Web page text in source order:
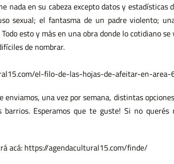
nada en su cabeza excepto datos y estadísticas
sexual; el fantasma de un padre violento;
esto y más en una obra donde lo cotidiano
de nombrar.
el-filo-de-las-hojas-de-afeitar-en-
enviamos, una vez por semana, distintas
Esperamos que te guste! Si no querés
acá: https://agendacultural15.com/finde/